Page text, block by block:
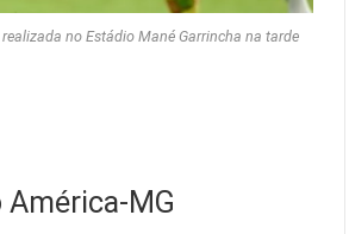
no Estádio Mané Garrincha na tarde
MG